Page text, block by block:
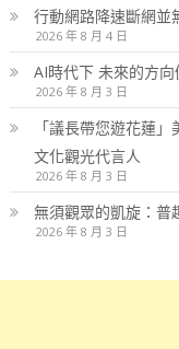
行動網路降速斷網並
2026 年 8 月 4 日
AI時代下 未來的方
2026 年 8 月 3 日
「議長帶您遊花蓮
文化觀光代言人
2026 年 8 月 3 日
無須觀眾的凱旋：普
2026 年 8 月 3 日